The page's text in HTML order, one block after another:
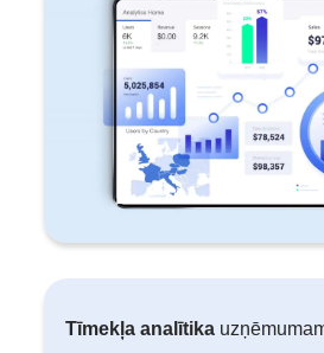
Tīmekļa analītika